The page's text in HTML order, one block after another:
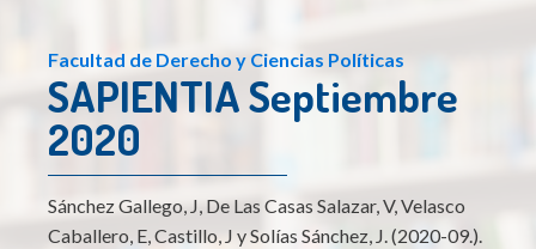
Facultad de Derecho y Ciencias Políticas
SAPIENTIA Septiembre
2020
Sánchez Gallego, J, De Las Casas Salazar, V, Velasco
Caballero, E, Castillo, J y Solías Sánchez, J. (2020-09.).